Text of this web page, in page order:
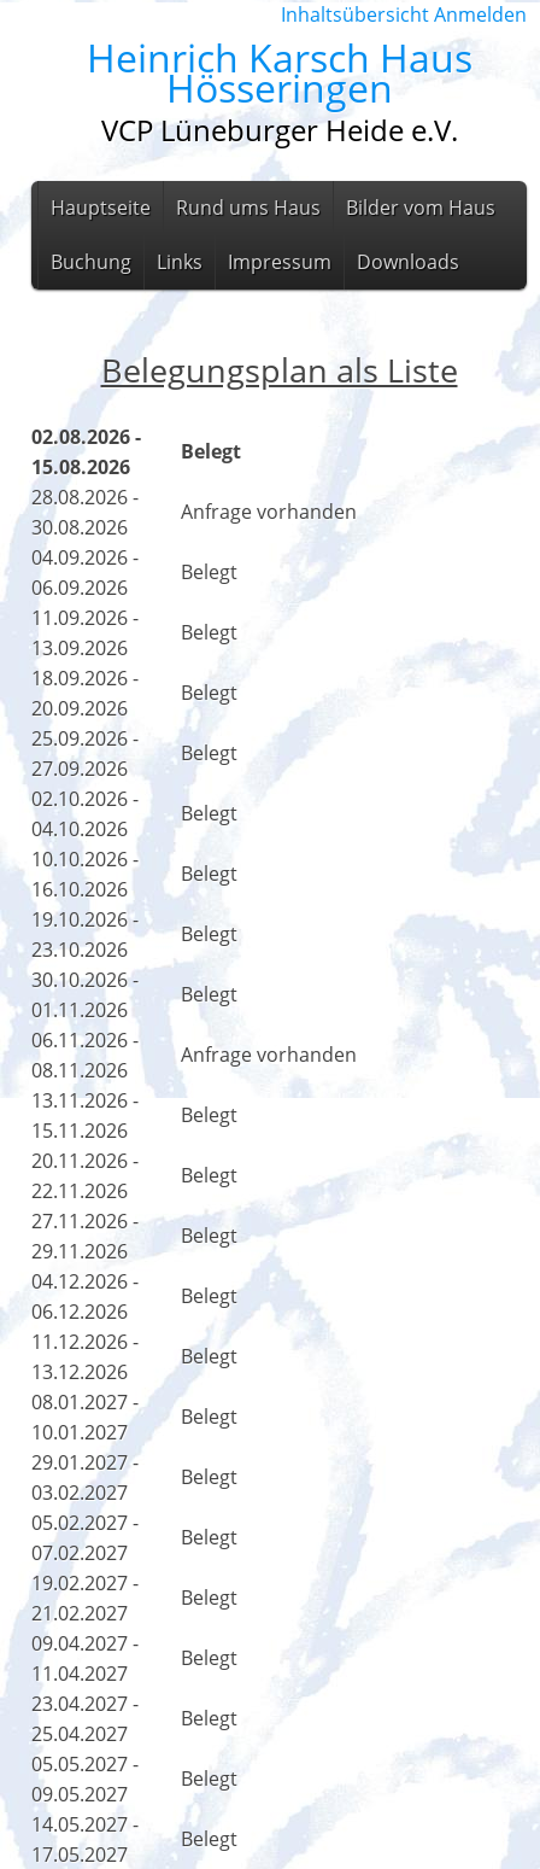
InhaltsübersichtAnmelden
Heinrich Karsch Haus
Hösseringen
VCP Lüneburger Heide e.V.
Hauptseite Rund ums Haus Bilder vom Haus
Buchung Links Impressum Downloads
Belegungsplan als Liste
02.08.2026 -
15.08.2026
Belegt
28.08.2026 -
30.08.2026
Anfrage vorhanden
04.09.2026 -
06.09.2026
Belegt
11.09.2026 -
13.09.2026
Belegt
18.09.2026 -
20.09.2026
Belegt
25.09.2026 -
27.09.2026
Belegt
02.10.2026 -
04.10.2026
Belegt
10.10.2026 -
16.10.2026
Belegt
19.10.2026 -
23.10.2026
Belegt
30.10.2026 -
01.11.2026
Belegt
06.11.2026 -
08.11.2026
Anfrage vorhanden
13.11.2026 -
15.11.2026
Belegt
20.11.2026 -
22.11.2026
Belegt
27.11.2026 -
29.11.2026
Belegt
04.12.2026 -
06.12.2026
Belegt
11.12.2026 -
13.12.2026
Belegt
08.01.2027 -
10.01.2027
Belegt
29.01.2027 -
03.02.2027
Belegt
05.02.2027 -
07.02.2027
Belegt
19.02.2027 -
21.02.2027
Belegt
09.04.2027 -
11.04.2027
Belegt
23.04.2027 -
25.04.2027
Belegt
05.05.2027 -
09.05.2027
Belegt
14.05.2027 -
17.05.2027
Belegt